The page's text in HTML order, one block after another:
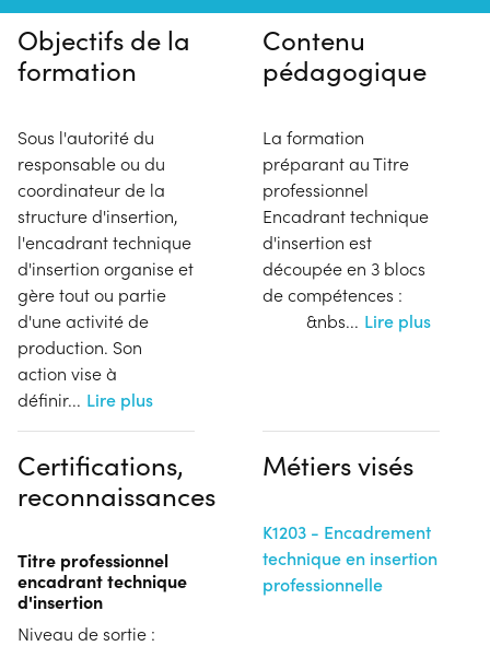
Objectifs de la
formation
Sous l'autorité du
responsable ou du
coordinateur de la
structure d'insertion,
l'encadrant technique
d'insertion organise et
gère tout ou partie
d'une activité de
production. Son
action vise à
définir... Lire plus
Contenu
pédagogique
La formation
préparant au Titre
professionnel
Encadrant technique
d'insertion est
découpée en 3 blocs
de compétences :
&nbs... Lire plus
Certifications,
reconnaissances
Titre professionnel
encadrant technique
d'insertion
Niveau de sortie :
Métiers visés
K1203 - Encadrement
technique en insertion
professionnelle